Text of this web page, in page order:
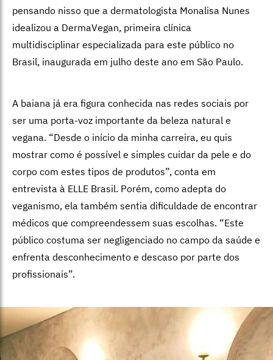
pensando nisso que a dermatologista Monalisa Nunes
idealizou a DermaVegan, primeira clínica
multidisciplinar especializada para este público no
Brasil, inaugurada em julho deste ano em São Paulo.
A baiana já era figura conhecida nas redes sociais por
ser uma porta-voz importante da beleza natural e
vegana. “Desde o início da minha carreira, eu quis
mostrar como é possível e simples cuidar da pele e do
corpo com estes tipos de produtos”, conta em
entrevista à ELLE Brasil. Porém, como adepta do
veganismo, ela também sentia dificuldade de encontrar
médicos que compreendessem suas escolhas. “Este
público costuma ser negligenciado no campo da saúde e
enfrenta desconhecimento e descaso por parte dos
profissionais”.